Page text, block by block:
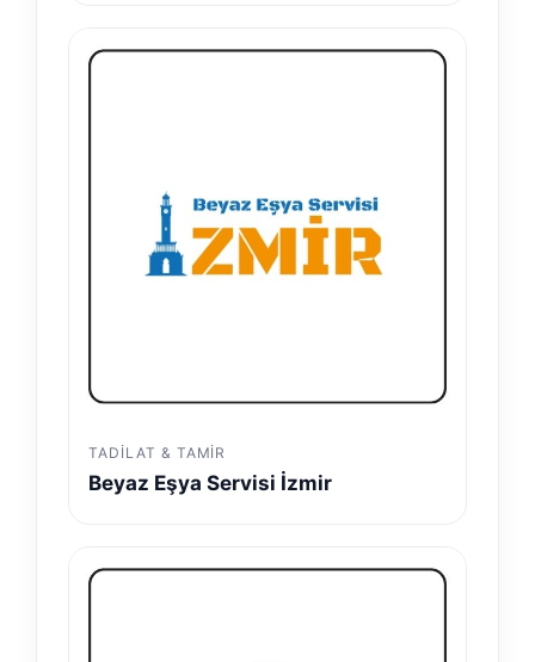
TADILAT & TAMIR
Beyaz Eşya Servisi İzmir